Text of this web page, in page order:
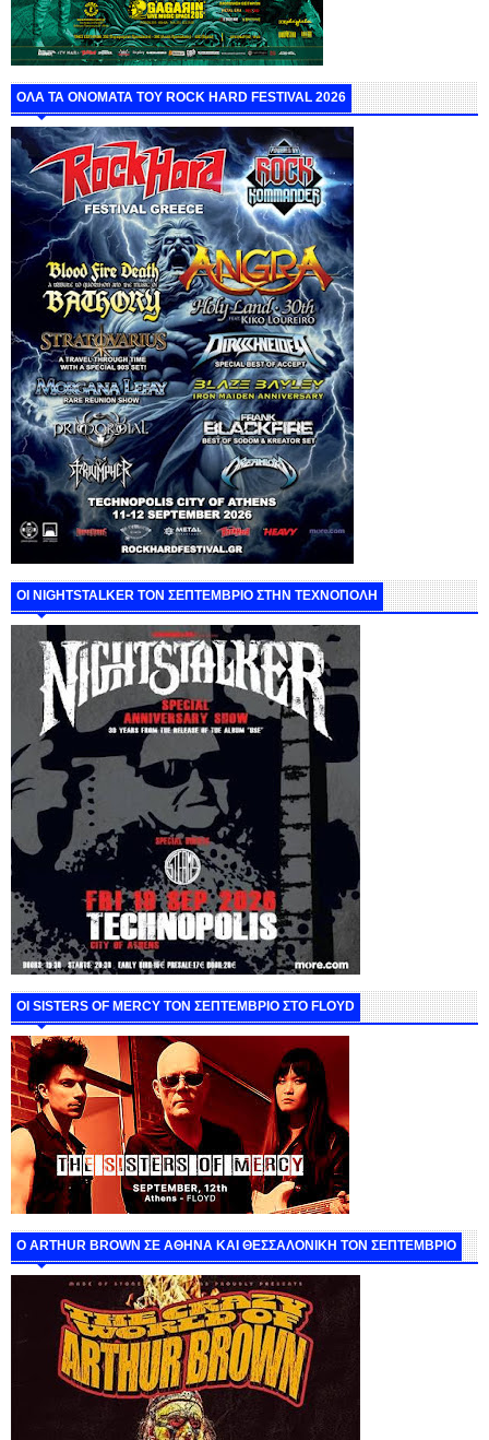
ΟΛΑ ΤΑ ΟΝΟΜΑΤΑ ΤΟΥ ROCK HARD FESTIVAL 2026
ΟΙ NIGHTSTALKER ΤΟΝ ΣΕΠΤΕΜΒΡΙΟ ΣΤΗΝ ΤΕΧΝΟΠΟΛΗ
ΟΙ SISTERS OF MERCY ΤΟΝ ΣΕΠΤΕΜΒΡΙΟ ΣΤΟ FLOYD
O ARTHUR BROWN ΣΕ ΑΘΗΝΑ ΚΑΙ ΘΕΣΣΑΛΟΝΙΚΗ ΤΟΝ ΣΕΠΤΕΜΒΡΙΟ